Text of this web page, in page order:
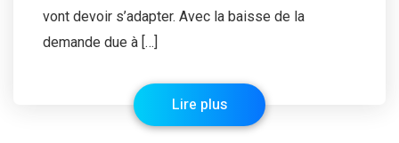
vont devoir s’adapter. Avec la baisse de la
demande due à […]
Lire plus